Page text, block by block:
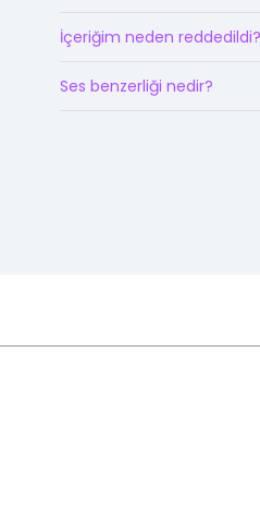
İçeriğim neden reddedildi?
Ses benzerliği nedir?